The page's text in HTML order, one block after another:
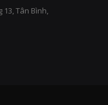
13, Tân Bình,